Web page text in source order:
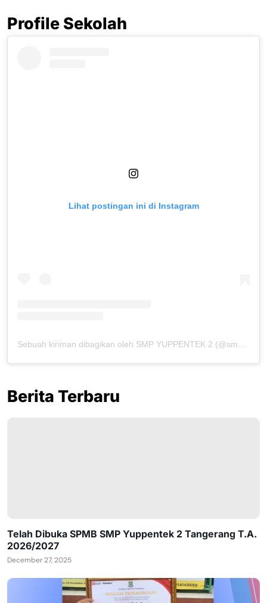
Profile Sekolah
Lihat postingan ini di Instagram
Berita Terbaru
Telah Dibuka SPMB SMP Yuppentek 2 Tangerang T.A.
2026/2027
December 27, 2025